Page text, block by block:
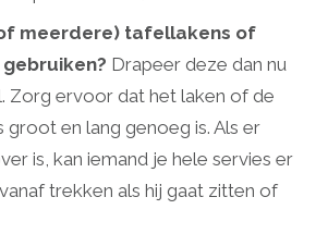
meerdere) tafellakens of
Drapeer deze dan nu
Zorg ervoor dat het laken of de
groot en lang genoeg is. Als er
is, kan iemand je hele servies er
trekken als hij gaat zitten of